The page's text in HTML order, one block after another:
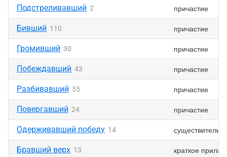
Подстреливавший 2 причастие
Бивший 110 причастие
Громивший 30 причастие
Побеждавший 43 причастие
Разбивавший 55 причастие
Повергавший 24 причастие
Одерживавший победу 14
Бравший верх 13 краткое